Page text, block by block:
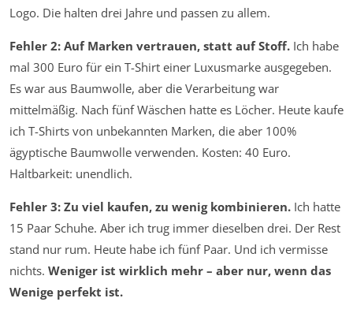
Logo. Die halten drei Jahre und passen zu allem.
Fehler 2: Auf Marken vertrauen, statt auf Stoff. Ich habe
mal 300 Euro für ein T-Shirt einer Luxusmarke ausgegeben.
Es war aus Baumwolle, aber die Verarbeitung war
mittelmäßig. Nach fünf Wäschen hatte es Löcher. Heute kaufe
ich T-Shirts von unbekannten Marken, die aber 100%
ägyptische Baumwolle verwenden. Kosten: 40 Euro.
Haltbarkeit: unendlich.
Fehler 3: Zu viel kaufen, zu wenig kombinieren. Ich hatte
15 Paar Schuhe. Aber ich trug immer dieselben drei. Der Rest
stand nur rum. Heute habe ich fünf Paar. Und ich vermisse
nichts. Weniger ist wirklich mehr – aber nur, wenn das
Wenige perfekt ist.